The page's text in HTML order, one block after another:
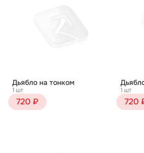
Дьябло на тонком
1 шт
720 ₽
1 шт
720